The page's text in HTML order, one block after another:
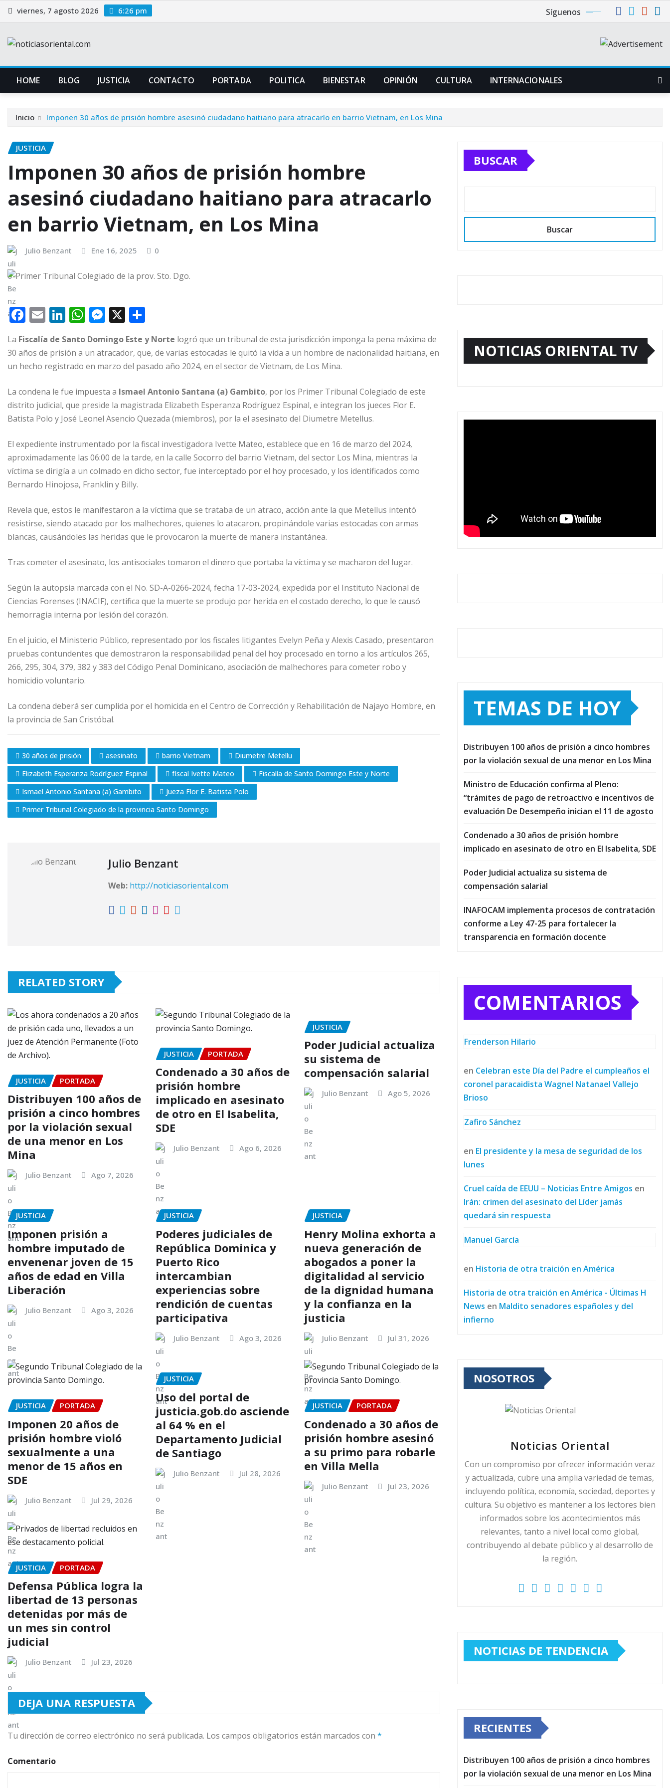
Saltar
al
viernes, 7 agosto 2026 6:26 pm Síguenos
HOME BLOG JUSTICIA CONTACTO PORTADA POLITICA BIENESTAR OPINIÓN CULTURA INTERNACIONALES
Inicio Imponen 30 años de prisión hombre asesinó ciudadano haitiano para atracarlo en barrio Vietnam, en Los Mina
JUSTICIA
Imponen 30 años de prisión hombre
asesinó ciudadano haitiano para atracarlo
en barrio Vietnam, en Los Mina
Julio Benzant Ene 16, 2025 0
F
c
e
o
o
k
E
m
ai
l
Li
n
k
e
n
W
h
at
s
p
p
M
e
ss
e
g
e
r
X
o
m
p
ti
r
La Fiscalía de Santo Domingo Este y Norte logró que un tribunal de esta jurisdicción imponga la pena máxima de
30 años de prisión a un atracador, que, de varias estocadas le quitó la vida a un hombre de nacionalidad haitiana, en
un hecho registrado en marzo del pasado año 2024, en el sector de Vietnam, de Los Mina.
La condena le fue impuesta a Ismael Antonio Santana (a) Gambito, por los Primer Tribunal Colegiado de este
distrito judicial, que preside la magistrada Elizabeth Esperanza Rodríguez Espinal, e integran los jueces Flor E.
Batista Polo y José Leonel Asencio Quezada (miembros), por la el asesinato del Diumetre Metellus.
El expediente instrumentado por la fiscal investigadora Ivette Mateo, establece que en 16 de marzo del 2024,
aproximadamente las 06:00 de la tarde, en la calle Socorro del barrio Vietnam, del sector Los Mina, mientras la
víctima se dirigía a un colmado en dicho sector, fue interceptado por el hoy procesado, y los identificados como
Bernardo Hinojosa, Franklin y Billy.
Revela que, estos le manifestaron a la víctima que se trataba de un atraco, acción ante la que Metellus intentó
resistirse, siendo atacado por los malhechores, quienes lo atacaron, propinándole varias estocadas con armas
blancas, causándoles las heridas que le provocaron la muerte de manera instantánea.
Tras cometer el asesinato, los antisociales tomaron el dinero que portaba la víctima y se macharon del lugar.
Según la autopsia marcada con el No. SD-A-0266-2024, fecha 17-03-2024, expedida por el Instituto Nacional de
Ciencias Forenses (INACIF), certifica que la muerte se produjo por herida en el costado derecho, lo que le causó
hemorragia interna por lesión del corazón.
En el juicio, el Ministerio Público, representado por los fiscales litigantes Evelyn Peña y Alexis Casado, presentaron
pruebas contundentes que demostraron la responsabilidad penal del hoy procesado en torno a los artículos 265,
266, 295, 304, 379, 382 y 383 del Código Penal Dominicano, asociación de malhechores para cometer robo y
homicidio voluntario.
La condena deberá ser cumplida por el homicida en el Centro de Corrección y Rehabilitación de Najayo Hombre, en
la provincia de San Cristóbal.
30 años de prisión asesinato barrio Vietnam
Diumetre Metellu
Elizabeth Esperanza Rodríguez Espinal
fIscal Ivette Mateo
Fiscalía de Santo Domingo Este y Norte
Ismael Antonio Santana (a) Gambito
Jueza Flor E. Batista Polo
Primer Tribunal Colegiado de la provincia Santo Domingo
Julio Benzant
Web: http://noticiasoriental.com
RELATED STORY
JUSTICIA PORTADA
Distribuyen 100 años de
prisión a cinco hombres
por la violación sexual
de una menor en Los
Mina
Julio Benzant Ago 7, 2026
JUSTICIA PORTADA
Condenado a 30 años de
prisión hombre
implicado en asesinato
de otro en El Isabelita,
SDE
Julio Benzant Ago 6, 2026
JUSTICIA
Poder Judicial actualiza
su sistema de
compensación salarial
Julio Benzant Ago 5, 2026
JUSTICIA
Imponen prisión a
hombre imputado de
envenenar joven de 15
años de edad en Villa
Liberación
Julio Benzant Ago 3, 2026
JUSTICIA
Poderes judiciales de
República Dominica y
Puerto Rico
intercambian
experiencias sobre
rendición de cuentas
participativa
Julio Benzant Ago 3, 2026
JUSTICIA
Henry Molina exhorta a
nueva generación de
abogados a poner la
digitalidad al servicio
de la dignidad humana
y la confianza en la
justicia
Julio Benzant Jul 31, 2026
JUSTICIA PORTADA
Imponen 20 años de
prisión hombre violó
sexualmente a una
menor de 15 años en
SDE
Julio Benzant Jul 29, 2026
JUSTICIA
Uso del portal de
justicia.gob.do asciende
al 64 % en el
Departamento Judicial
de Santiago
Julio Benzant Jul 28, 2026
JUSTICIA PORTADA
Condenado a 30 años de
prisión hombre asesinó
a su primo para robarle
en Villa Mella
Julio Benzant Jul 23, 2026
JUSTICIA PORTADA
Defensa Pública logra la
libertad de 13 personas
detenidas por más de
un mes sin control
judicial
Julio Benzant Jul 23, 2026
DEJA UNA RESPUESTA
Tu dirección de correo electrónico no será publicada. Los campos obligatorios están marcados con *
Comentario
BUSCAR
Buscar
NOTICIAS ORIENTAL TV
TEMAS DE HOY
Distribuyen 100 años de prisión a cinco hombres
por la violación sexual de una menor en Los Mina
Ministro de Educación confirma al Pleno:
“trámites de pago de retroactivo e incentivos de
evaluación De Desempeño inician el 11 de agosto
Condenado a 30 años de prisión hombre
implicado en asesinato de otro en El Isabelita, SDE
Poder Judicial actualiza su sistema de
compensación salarial
INAFOCAM implementa procesos de contratación
conforme a Ley 47-25 para fortalecer la
transparencia en formación docente
COMENTARIOS
Frenderson Hilario
en Celebran este Día del Padre el cumpleaños el
coronel paracaidista Wagnel Natanael Vallejo
Brioso
Zafiro Sánchez
en El presidente y la mesa de seguridad de los
lunes
Cruel caída de EEUU – Noticias Entre Amigos en
Irán: crimen del asesinato del Líder jamás
quedará sin respuesta
Manuel García
en Historia de otra traición en América
Historia de otra traición en América - Últimas H
News en Maldito senadores españoles y del
infierno
NOSOTROS
Noticias Oriental
Con un compromiso por ofrecer información veraz
y actualizada, cubre una amplia variedad de temas,
incluyendo política, economía, sociedad, deportes y
cultura. Su objetivo es mantener a los lectores bien
informados sobre los acontecimientos más
relevantes, tanto a nivel local como global,
contribuyendo al debate público y al desarrollo de
la región.
NOTICIAS DE TENDENCIA
RECIENTES
Distribuyen 100 años de prisión a cinco hombres
por la violación sexual de una menor en Los Mina